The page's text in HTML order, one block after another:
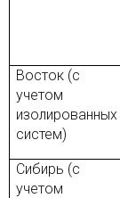
Восток (с
учетом
изолированных
систем)
Сибирь (с
учетом